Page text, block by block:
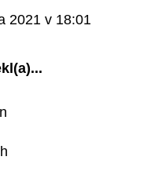
2021 v 18:01